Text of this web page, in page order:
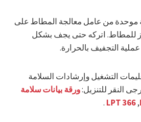
موحدة من عامل معالجة المطاط على
للمطاط. اتركه حتى يجف بشكل
التجفيف بالحرارة.
التشغيل وإرشادات السلامة
ورقة بيانات سلامة
,
.